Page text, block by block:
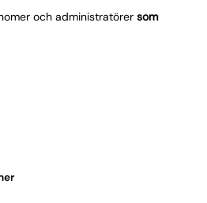
och administratörer som